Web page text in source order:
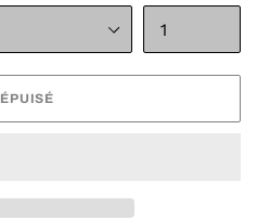
ÉPUISÉ